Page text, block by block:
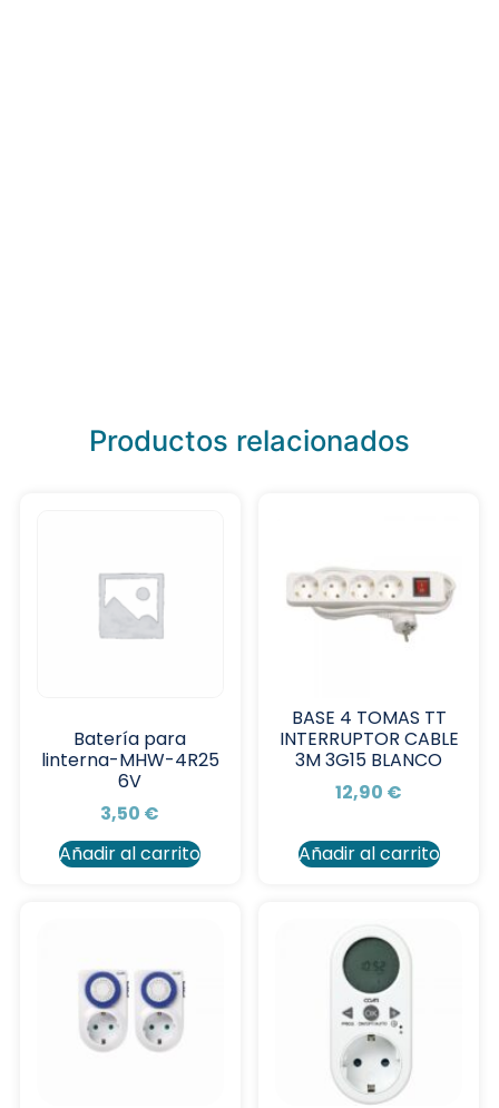
Productos relacionados
Batería para
linterna-MHW-4R25
6V
3,50 €
Añadir al carrito
BASE 4 TOMAS TT
INTERRUPTOR CABLE
3M 3G15 BLANCO
12,90 €
Añadir al carrito